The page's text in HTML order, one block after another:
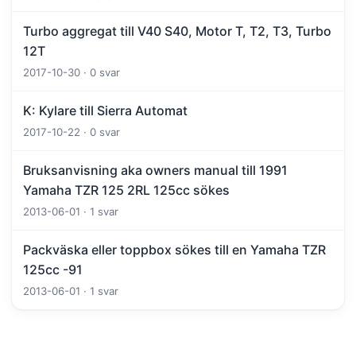
Turbo aggregat till V40 S40, Motor T, T2, T3, Turbo
12T
2017-10-30 · 0 svar
K: Kylare till Sierra Automat
2017-10-22 · 0 svar
Bruksanvisning aka owners manual till 1991
Yamaha TZR 125 2RL 125cc sökes
2013-06-01 · 1 svar
Packväska eller toppbox sökes till en Yamaha TZR
125cc -91
2013-06-01 · 1 svar